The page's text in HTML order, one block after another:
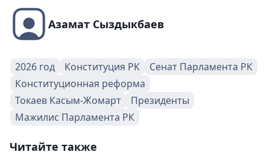
Азамат Сыздыкбаев
2026 год Конституция РК
Сенат Парламента РК
Конституционная реформа
Токаев Касым-Жомарт
Президенты
Мажилис Парламента РК
Читайте также